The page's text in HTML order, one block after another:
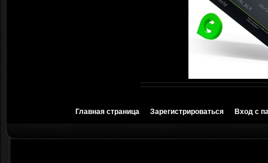
Главная страница Зарегистрироваться Вход с